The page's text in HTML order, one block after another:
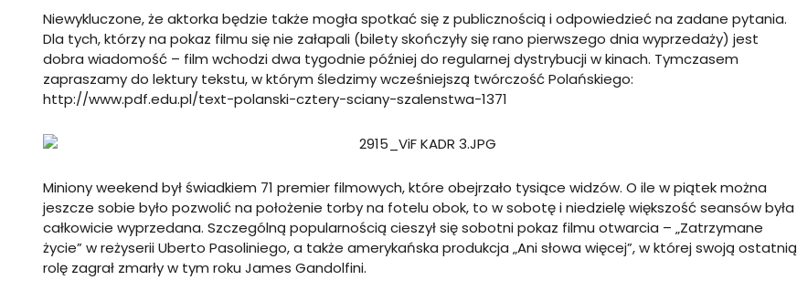
Niewykluczone, że aktorka będzie także mogła spotkać się z publicznością i odpowiedzieć na zadane pytania.
Dla tych, którzy na pokaz filmu się nie załapali (bilety skończyły się rano pierwszego dnia wyprzedaży) jest
dobra wiadomość – film wchodzi dwa tygodnie później do regularnej dystrybucji w kinach. Tymczasem
zapraszamy do lektury tekstu, w którym śledzimy wcześniejszą twórczość Polańskiego:
http://www.pdf.edu.pl/text-polanski-cztery-sciany-szalenstwa-1371
Miniony weekend był świadkiem 71 premier filmowych, które obejrzało tysiące widzów. O ile w piątek można
jeszcze sobie było pozwolić na położenie torby na fotelu obok, to w sobotę i niedzielę większość seansów była
całkowicie wyprzedana. Szczególną popularnością cieszył się sobotni pokaz filmu otwarcia – „Zatrzymane
życie” w reżyserii Uberto Pasoliniego, a także amerykańska produkcja „Ani słowa więcej”, w której swoją ostatnią
rolę zagrał zmarły w tym roku James Gandolfini.